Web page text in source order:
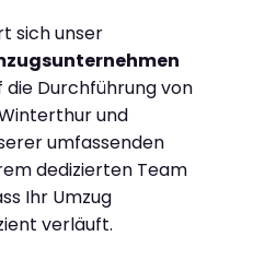
sich unser
die Durchführung von
und
umfassenden
dedizierten Team
Ihr Umzug
verläuft.